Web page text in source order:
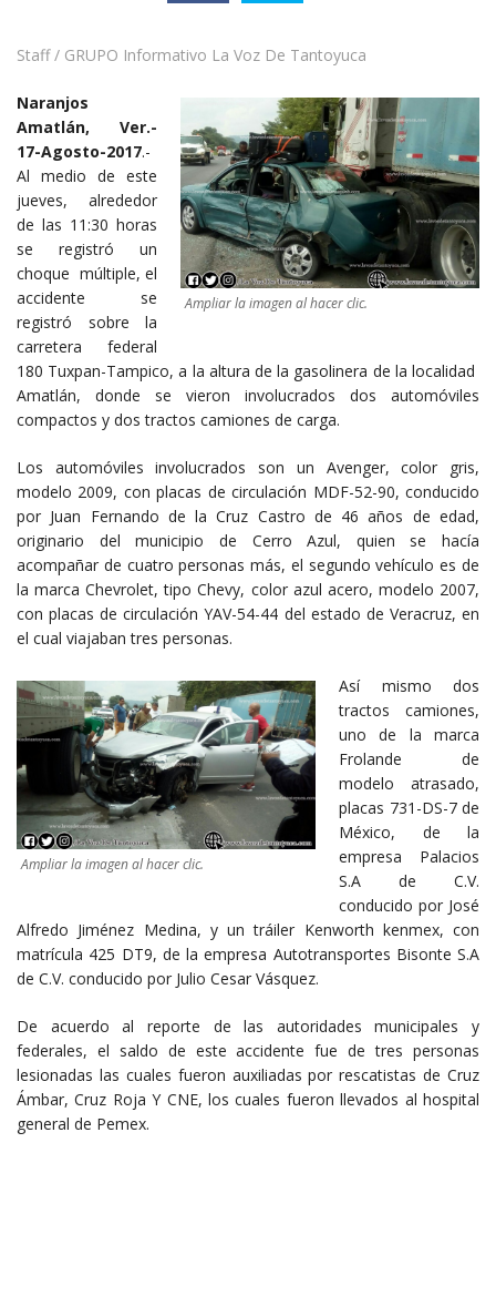
Staff / GRUPO Informativo La Voz De Tantoyuca
Ampliar la imagen al hacer clic.
Naranjos
Amatlán, Ver.-
17-Agosto-2017.-
Al medio de este
jueves, alrededor
de las 11:30 horas
se registró un
choque múltiple, el
accidente se
registró sobre la
carretera federal
180 Tuxpan-Tampico, a la altura de la gasolinera de la localidad
Amatlán, donde se vieron involucrados dos automóviles
compactos y dos tractos camiones de carga.
Los automóviles involucrados son un Avenger, color gris,
modelo 2009, con placas de circulación MDF-52-90, conducido
por Juan Fernando de la Cruz Castro de 46 años de edad,
originario del municipio de Cerro Azul, quien se hacía
acompañar de cuatro personas más, el segundo vehículo es de
la marca Chevrolet, tipo Chevy, color azul acero, modelo 2007,
con placas de circulación YAV-54-44 del estado de Veracruz, en
el cual viajaban tres personas.
Ampliar la imagen al hacer clic.
Así mismo dos
tractos camiones,
uno de la marca
Frolande de
modelo atrasado,
placas 731-DS-7 de
México, de la
empresa Palacios
S.A de C.V.
conducido por José
Alfredo Jiménez Medina, y un tráiler Kenworth kenmex, con
matrícula 425 DT9, de la empresa Autotransportes Bisonte S.A
de C.V. conducido por Julio Cesar Vásquez.
De acuerdo al reporte de las autoridades municipales y
federales, el saldo de este accidente fue de tres personas
lesionadas las cuales fueron auxiliadas por rescatistas de Cruz
Ámbar, Cruz Roja Y CNE, los cuales fueron llevados al hospital
general de Pemex.